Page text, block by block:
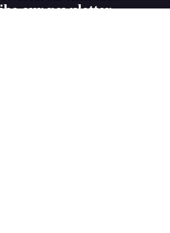
our newsletter